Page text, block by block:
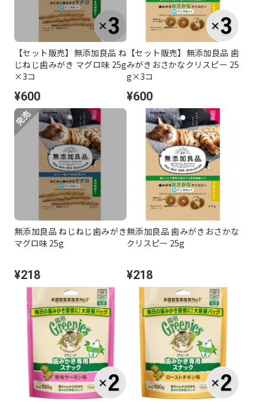
【セット販売】無添加良品 ね
じねじ歯みがき マグロ味 25g
×3コ
¥600
【セット販売】無添加良品 歯
みがきおさかなクリスピー 25
g×3コ
¥600
無添加良品 ねじねじ歯みがき
マグロ味 25g
¥218
無添加良品 歯みがきおさかな
クリスピー 25g
¥218